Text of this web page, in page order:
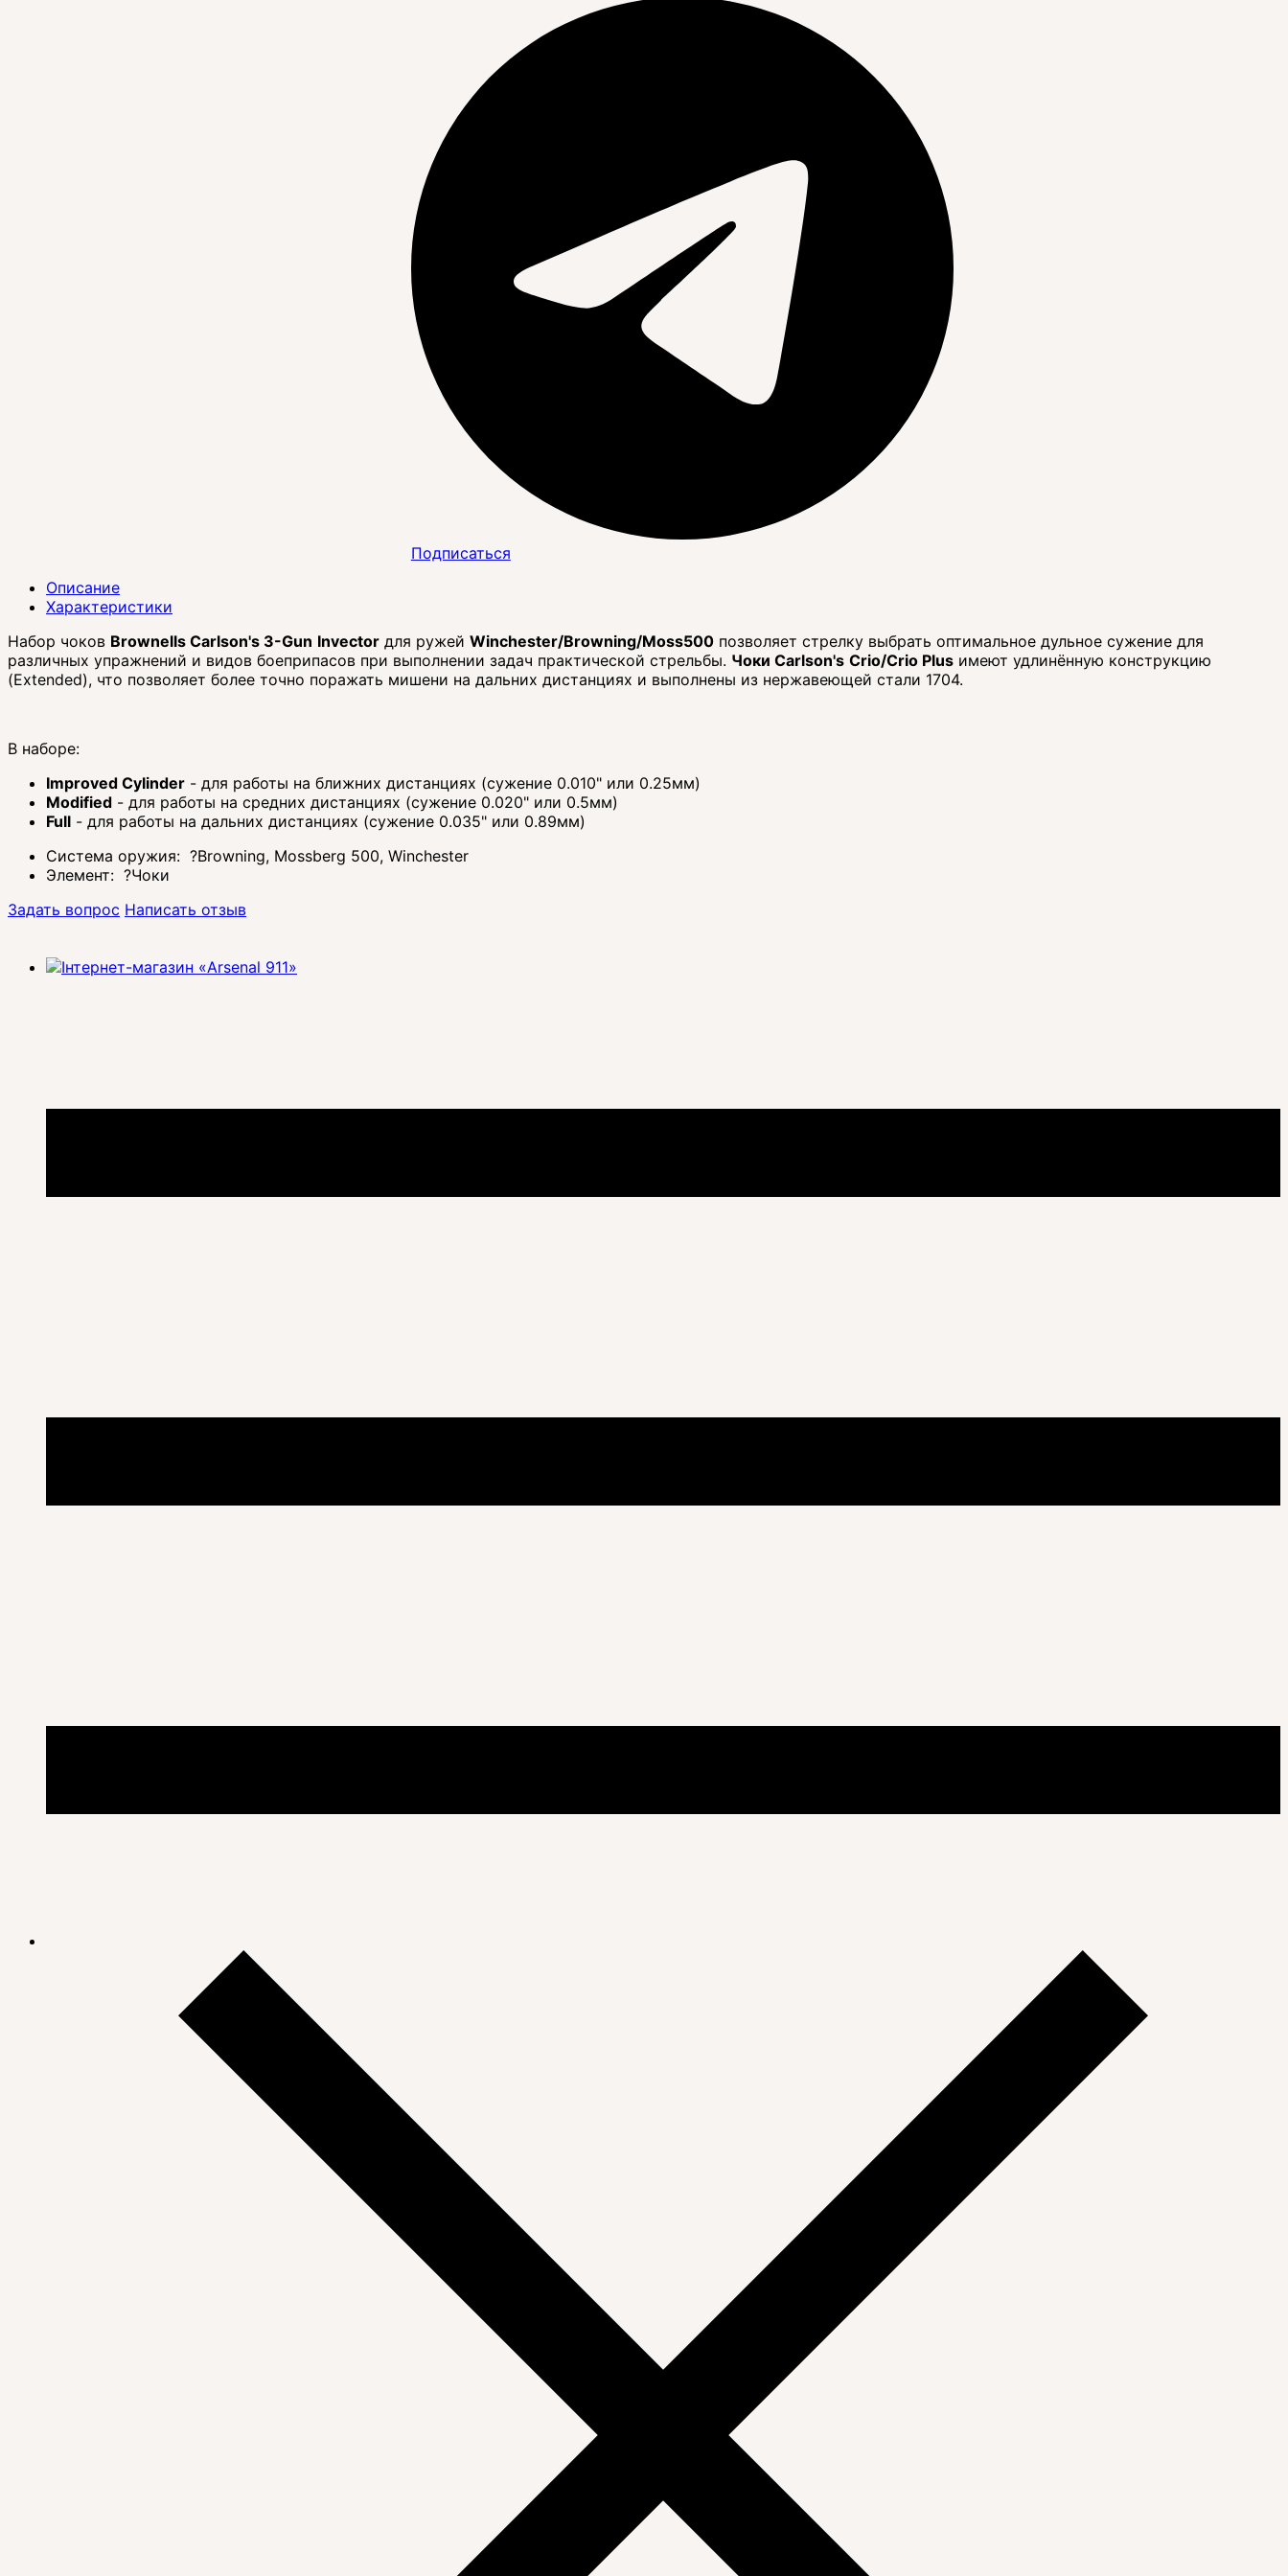
Подписаться
Описание
Характеристики
Набор чоков Brownells Carlson's 3-Gun Invector для ружей Winchester/Browning/Moss500 позволяет стрелку выбрать оптимальное дульное сужение для
различных упражнений и видов боеприпасов при выполнении задач практической стрельбы. Чоки Carlson's Crio/Crio Plus имеют удлинённую конструкцию
(Extended), что позволяет более точно поражать мишени на дальних дистанциях и выполнены из нержавеющей стали 1704.
В наборе:
Improved Cylinder - для работы на ближних дистанциях (сужение 0.010" или 0.25мм)
Modified - для работы на средних дистанциях (сужение 0.020" или 0.5мм)
Full - для работы на дальних дистанциях (сужение 0.035" или 0.89мм)
Система оружия: ?Browning, Mossberg 500, Winchester
Элемент: ?Чоки
Задать вопрос Написать отзыв